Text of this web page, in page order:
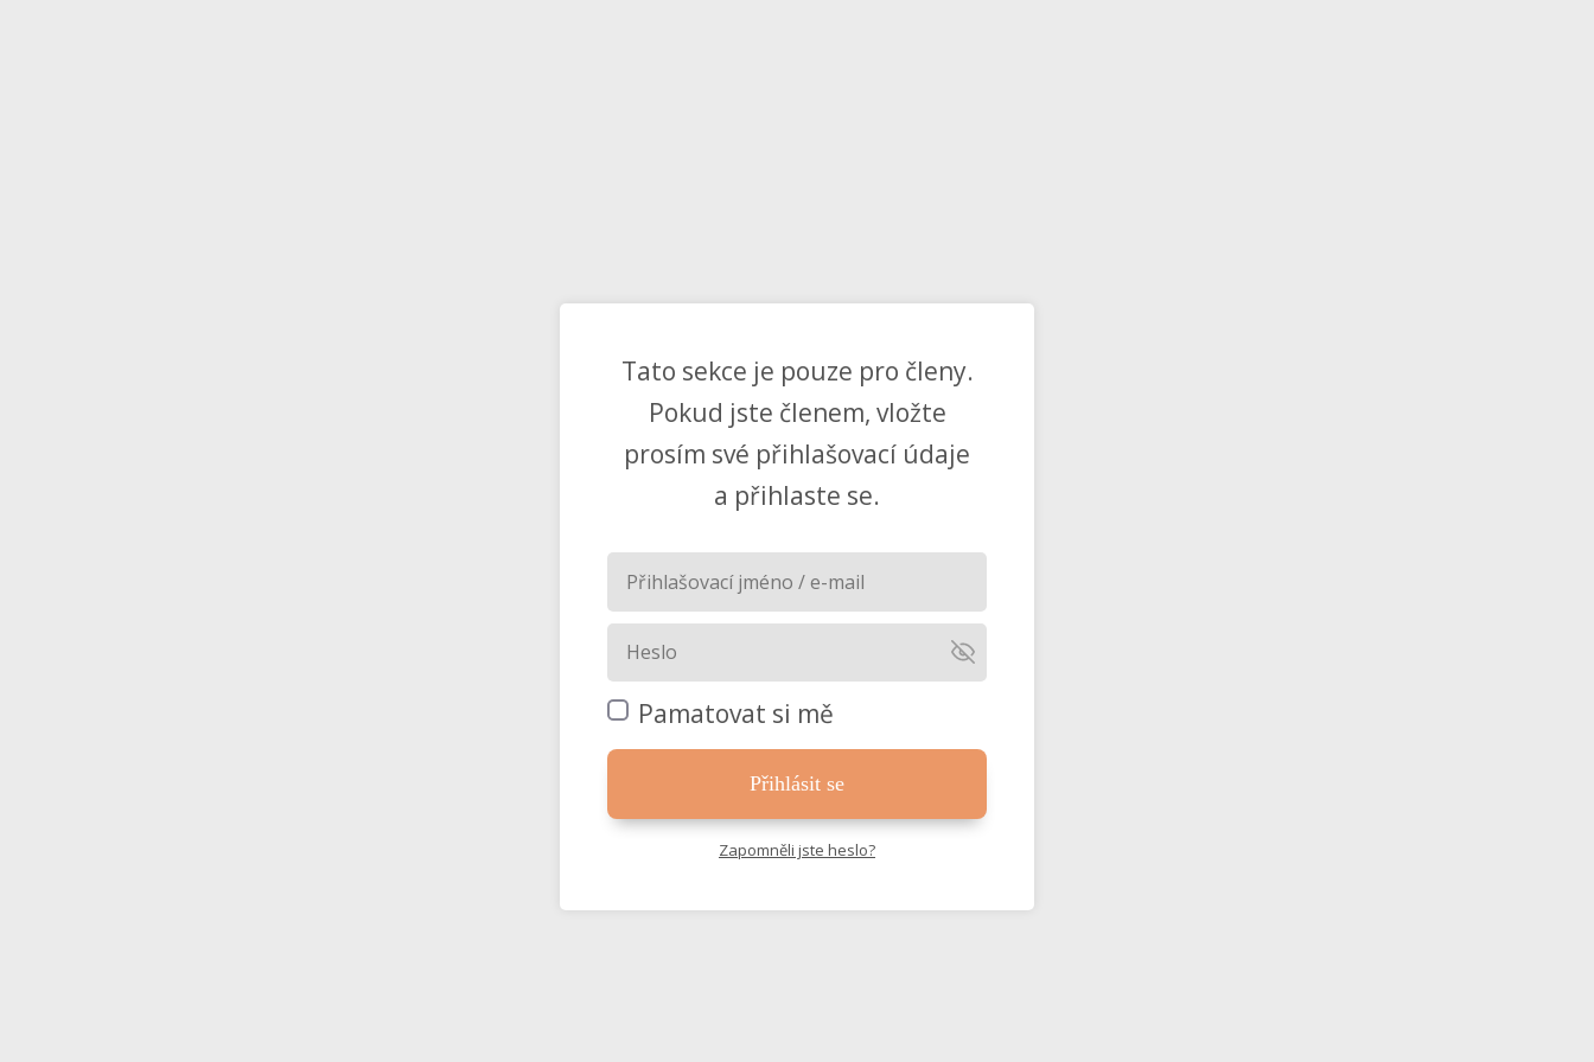
Tato sekce je pouze pro členy.
Pokud jste členem, vložte
prosím své přihlašovací údaje
a přihlaste se.
Pamatovat si mě
Přihlásit se
Zapomněli jste heslo?